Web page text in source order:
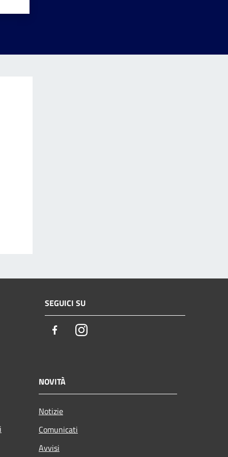
SEGUICI SU
FacebookInstagram
NOVITÀ
Notizie
Comunicati
Avvisi